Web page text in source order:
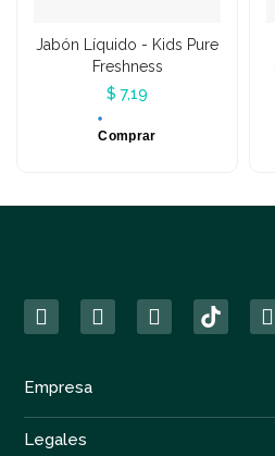
Jabón Líquido - Kids Pure
Freshness
$ 7,19
Comprar
Empresa
Legales